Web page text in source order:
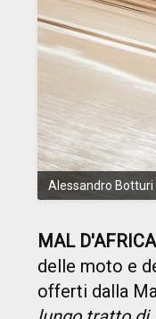
Alessandro Botturi
MAL D'AFRICA
delle moto e
offerti dalla